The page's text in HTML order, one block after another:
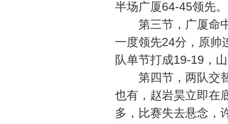
半场广厦64-45领先。
第三节，广厦命中
一度领先24分，原帅
队单节打成19-19，
第四节，两队交替
也有，赵岩昊立即在
多，比赛失去悬念，